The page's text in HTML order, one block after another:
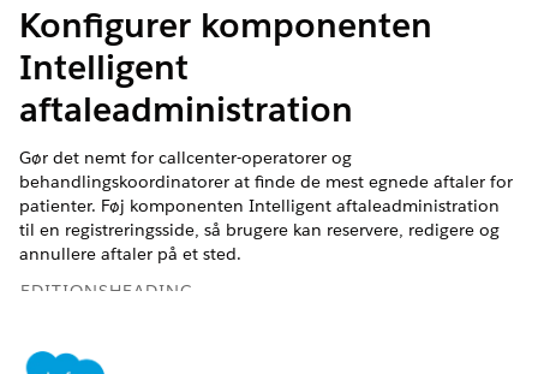
Konfigurer komponenten
Intelligent
aftaleadministration
Gør det nemt for callcenter-operatorer og
behandlingskoordinatorer at finde de mest egnede aftaler for
patienter. Føj komponenten Intelligent aftaleadministration
til en registreringsside, så brugere kan reservere, redigere og
annullere aftaler på et sted.
EDITIONSHEADING
Tilgængelig i: Lightning Experience